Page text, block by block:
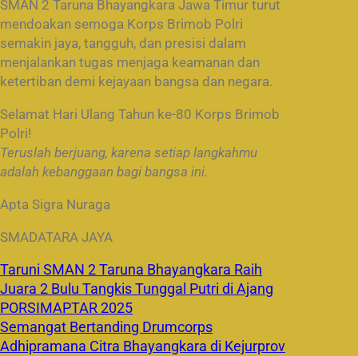
SMAN 2 Taruna Bhayangkara Jawa Timur turut
mendoakan semoga Korps Brimob Polri
semakin jaya, tangguh, dan presisi dalam
menjalankan tugas menjaga keamanan dan
ketertiban demi kejayaan bangsa dan negara.
Selamat Hari Ulang Tahun ke-80 Korps Brimob
Polri!
Teruslah berjuang, karena setiap langkahmu
adalah kebanggaan bagi bangsa ini.
Apta Sigra Nuraga
SMADATARA JAYA
Taruni SMAN 2 Taruna Bhayangkara Raih
Juara 2 Bulu Tangkis Tunggal Putri di Ajang
PORSIMAPTAR 2025
Semangat Bertanding Drumcorps
Adhipramana Citra Bhayangkara di Kejurprov